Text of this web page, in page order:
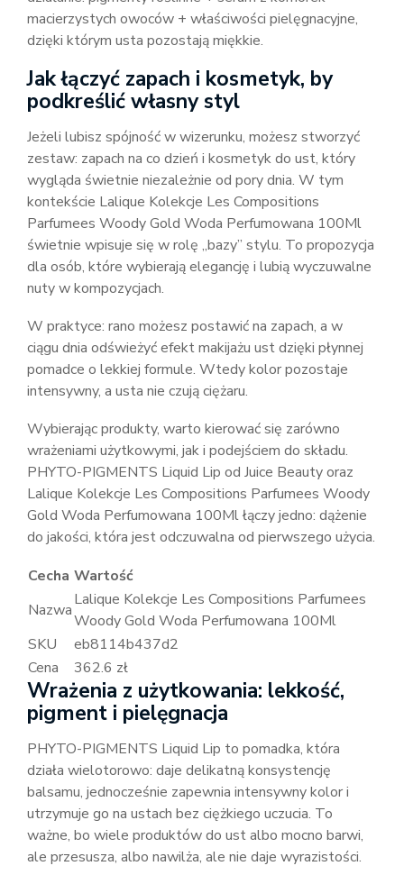
macierzystych owoców + właściwości pielęgnacyjne,
dzięki którym usta pozostają miękkie.
Jak łączyć zapach i kosmetyk, by
podkreślić własny styl
Jeżeli lubisz spójność w wizerunku, możesz stworzyć
zestaw: zapach na co dzień i kosmetyk do ust, który
wygląda świetnie niezależnie od pory dnia. W tym
kontekście Lalique Kolekcje Les Compositions
Parfumees Woody Gold Woda Perfumowana 100Ml
świetnie wpisuje się w rolę „bazy” stylu. To propozycja
dla osób, które wybierają elegancję i lubią wyczuwalne
nuty w kompozycjach.
W praktyce: rano możesz postawić na zapach, a w
ciągu dnia odświeżyć efekt makijażu ust dzięki płynnej
pomadce o lekkiej formule. Wtedy kolor pozostaje
intensywny, a usta nie czują ciężaru.
Wybierając produkty, warto kierować się zarówno
wrażeniami użytkowymi, jak i podejściem do składu.
PHYTO-PIGMENTS Liquid Lip od Juice Beauty oraz
Lalique Kolekcje Les Compositions Parfumees Woody
Gold Woda Perfumowana 100Ml łączy jedno: dążenie
do jakości, która jest odczuwalna od pierwszego użycia.
Cecha Wartość
Nazwa
Lalique Kolekcje Les Compositions Parfumees
Woody Gold Woda Perfumowana 100Ml
SKU
eb8114b437d2
Cena
362.6 zł
Wrażenia z użytkowania: lekkość,
pigment i pielęgnacja
PHYTO-PIGMENTS Liquid Lip to pomadka, która
działa wielotorowo: daje delikatną konsystencję
balsamu, jednocześnie zapewnia intensywny kolor i
utrzymuje go na ustach bez ciężkiego uczucia. To
ważne, bo wiele produktów do ust albo mocno barwi,
ale przesusza, albo nawilża, ale nie daje wyrazistości.